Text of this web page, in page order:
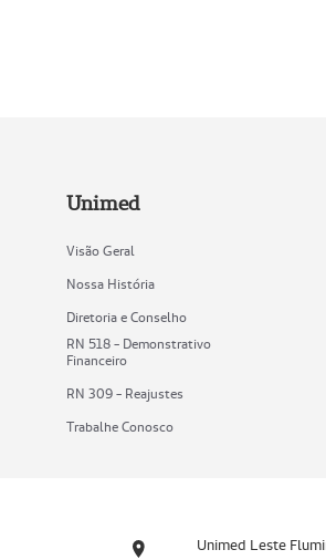
Unimed
Visão Geral
Nossa História
Diretoria e Conselho
RN 518 - Demonstrativo
Financeiro
RN 309 - Reajustes
Trabalhe Conosco
Unimed Leste